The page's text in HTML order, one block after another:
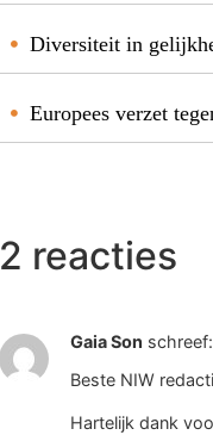
Diversiteit in
Europees verzet
2 reacties
Gaia Son schreef:
Beste NIW
Hartelijk dank